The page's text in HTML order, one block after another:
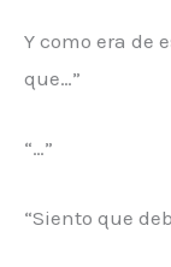
Y como era de
que…”
“…”
“Siento que